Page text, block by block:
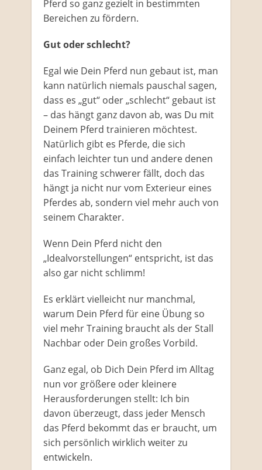
Pferd so ganz gezielt in bestimmten
Bereichen zu fördern.
Gut oder schlecht?
Egal wie Dein Pferd nun gebaut ist, man
kann natürlich niemals pauschal sagen,
dass es „gut“ oder „schlecht“ gebaut ist
– das hängt ganz davon ab, was Du mit
Deinem Pferd trainieren möchtest.
Natürlich gibt es Pferde, die sich
einfach leichter tun und andere denen
das Training schwerer fällt, doch das
hängt ja nicht nur vom Exterieur eines
Pferdes ab, sondern viel mehr auch von
seinem Charakter.
Wenn Dein Pferd nicht den
„Idealvorstellungen“ entspricht, ist das
also gar nicht schlimm!
Es erklärt vielleicht nur manchmal,
warum Dein Pferd für eine Übung so
viel mehr Training braucht als der Stall
Nachbar oder Dein großes Vorbild.
Ganz egal, ob Dich Dein Pferd im Alltag
nun vor größere oder kleinere
Herausforderungen stellt: Ich bin
davon überzeugt, dass jeder Mensch
das Pferd bekommt das er braucht, um
sich persönlich wirklich weiter zu
entwickeln.